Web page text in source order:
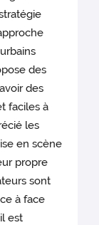
des
des
faciles à
les
en scène
propre
sont
à face
est